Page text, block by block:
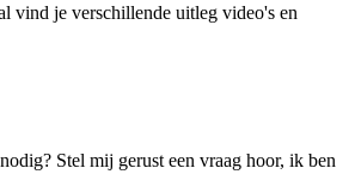
vind je verschillende uitleg video's en
Stel mij gerust een vraag hoor, ik ben